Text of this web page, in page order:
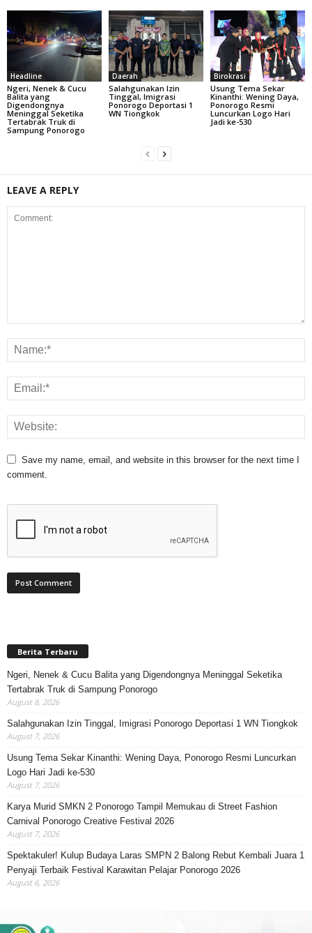
Headline
Ngeri, Nenek & Cucu
Balita yang
Digendongnya
Meninggal Seketika
Tertabrak Truk di
Sampung Ponorogo
Daerah
Salahgunakan Izin
Tinggal, Imigrasi
Ponorogo Deportasi 1
WN Tiongkok
Birokrasi
Usung Tema Sekar
Kinanthi: Wening Daya,
Ponorogo Resmi
Luncurkan Logo Hari
Jadi ke-530
LEAVE A REPLY
Save my name, email, and website in this browser for the next time I
comment.
Berita Terbaru
Ngeri, Nenek & Cucu Balita yang Digendongnya Meninggal Seketika
Tertabrak Truk di Sampung Ponorogo
August 8, 2026
Salahgunakan Izin Tinggal, Imigrasi Ponorogo Deportasi 1 WN Tiongkok
August 7, 2026
Usung Tema Sekar Kinanthi: Wening Daya, Ponorogo Resmi Luncurkan
Logo Hari Jadi ke-530
August 7, 2026
Karya Murid SMKN 2 Ponorogo Tampil Memukau di Street Fashion
Carnival Ponorogo Creative Festival 2026
August 7, 2026
Spektakuler! Kulup Budaya Laras SMPN 2 Balong Rebut Kembali Juara 1
Penyaji Terbaik Festival Karawitan Pelajar Ponorogo 2026
August 6, 2026